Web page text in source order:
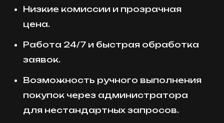
Низкие комиссии и прозрачная
цена.
Работа 24/7 и быстрая обработка
заявок.
Возможность ручного выполнения
покупок через администратора
для нестандартных запросов.